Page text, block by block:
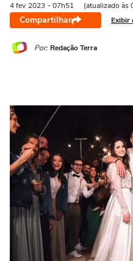
4 fev 2023 - 07h51 (atualizado às
Compartilhar Exibir
Por: Redação Terra